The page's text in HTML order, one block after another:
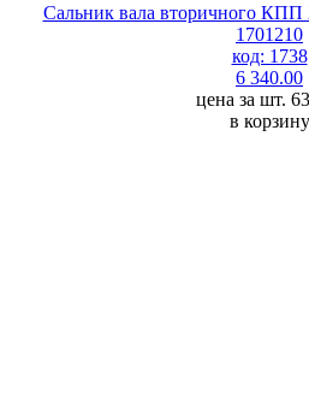
Сальник вала вторичного КПП
1701210
код: 1738
6 340.00
цена за шт.
в корзину